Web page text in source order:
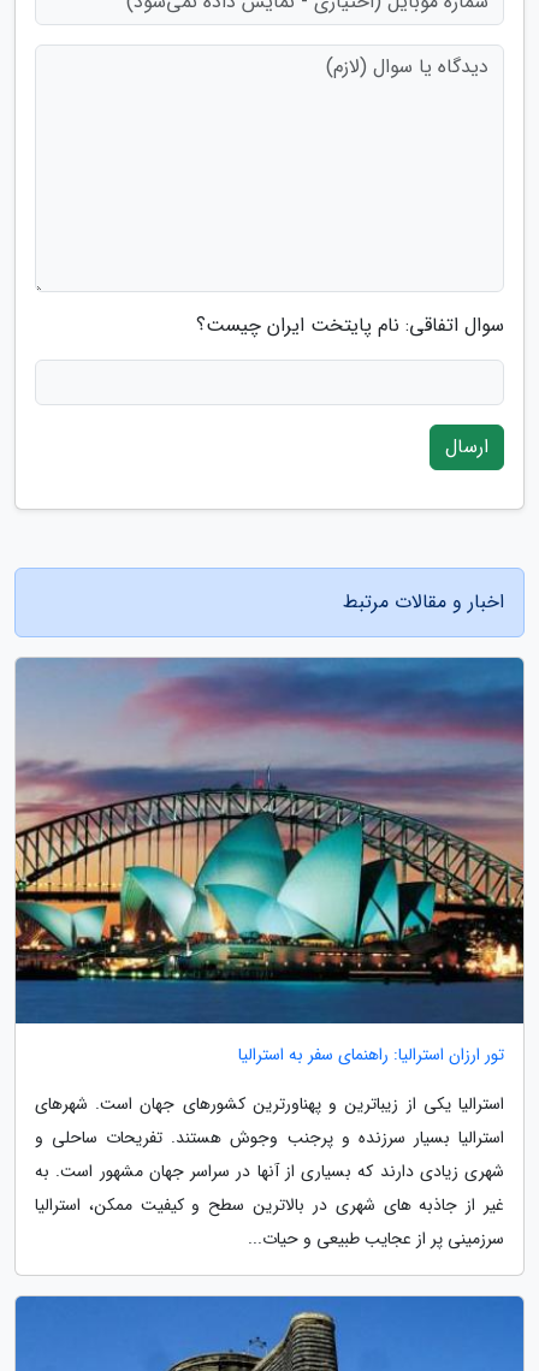
سوال اتفاقی: نام پایتخت ایران چیست؟
ارسال
اخبار و مقالات مرتبط
تور ارزان استرالیا: راهنمای سفر به استرالیا
استرالیا یکی از زیباترین و پهناورترین کشورهای جهان است. شهرهای
استرالیا بسیار سرزنده و پرجنب وجوش هستند. تفریحات ساحلی و
شهری زیادی دارند که بسیاری از آنها در سراسر جهان مشهور است. به
غیر از جاذبه های شهری در بالاترین سطح و کیفیت ممکن، استرالیا
سرزمینی پر از عجایب طبیعی و حیات...